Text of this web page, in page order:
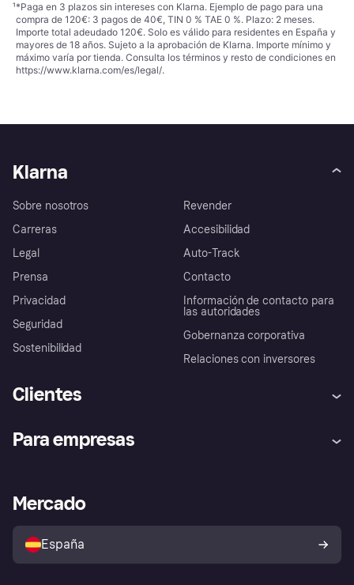
¹*Paga en 3 plazos sin intereses con Klarna. Ejemplo de pago para una
compra de 120€: 3 pagos de 40€, TIN 0 % TAE 0 %. Plazo: 2 meses.
Importe total adeudado 120€. Solo es válido para residentes en España y
mayores de 18 años. Sujeto a la aprobación de Klarna. Importe mínimo y
máximo varía por tienda. Consulta los términos y resto de condiciones en
https://www.klarna.com/es/legal/.
Klarna
Sobre nosotros
Carreras
Legal
Prensa
Privacidad
Seguridad
Sostenibilidad
Revender
Accesibilidad
Auto-Track
Contacto
Información de contacto para
las autoridades
Gobernanza corporativa
Relaciones con inversores
Clientes
Inicio de sesión
Directorio de tiendas
Política de protección al
comprador de Klarna
Reclamaciones
Para empresas
Acceso empresas
Mercado
España